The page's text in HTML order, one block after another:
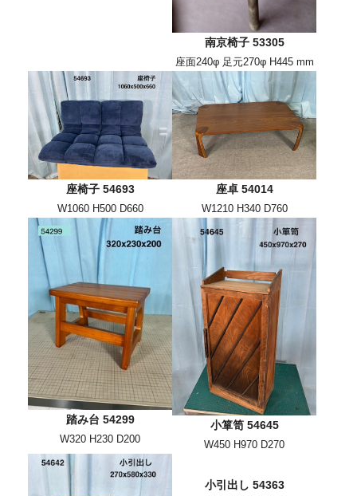
南京椅子 53305
座面240φ 足元270φ H445 mm
座椅子 54693
W1060 H500 D660
座卓 54014
W1210 H340 D760
踏み台 54299
W320 H230 D200
小箪笥 54645
W450 H970 D270
小引出し 54363